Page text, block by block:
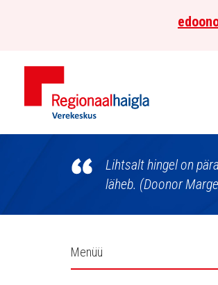
Põhja-
Lihtsalt hingel on
läheb. (Doonor
Külgpaani
Menüü